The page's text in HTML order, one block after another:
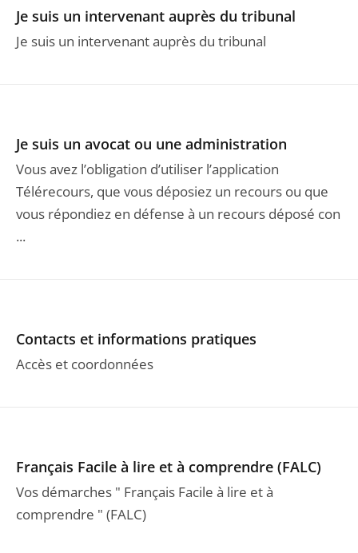
Je suis un intervenant auprès du tribunal
Je suis un intervenant auprès du tribunal
Je suis un avocat ou une administration
Vous avez l’obligation d’utiliser l’application
Télérecours, que vous déposiez un recours ou que
vous répondiez en défense à un recours déposé con
...
Contacts et informations pratiques
Accès et coordonnées
Français Facile à lire et à comprendre (FALC)
Vos démarches " Français Facile à lire et à
comprendre " (FALC)